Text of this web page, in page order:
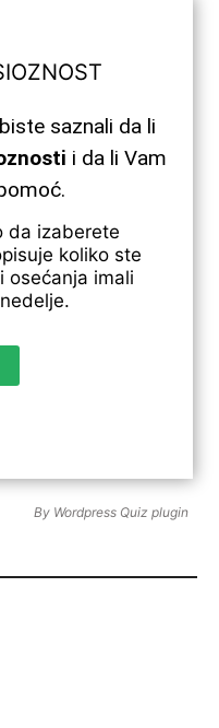
saznali da li
i da li Vam
da izaberete
koliko ste
osećanja imali
By Wordpress Quiz plugin